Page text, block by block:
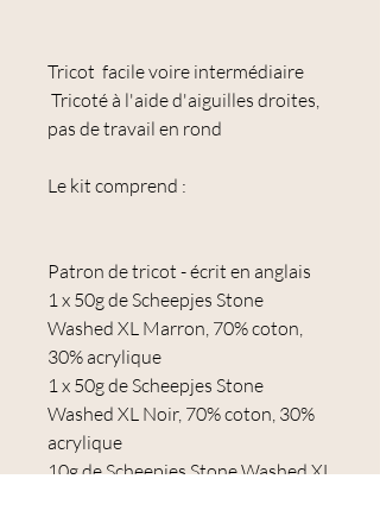
Tricot facile voire intermédiaire
Tricoté à l'aide d'aiguilles droites,
pas de travail en rond
Le kit comprend :
Patron de tricot - écrit en anglais
1 x 50g de Scheepjes Stone
Washed XL Marron, 70% coton,
30% acrylique
1 x 50g de Scheepjes Stone
Washed XL Noir, 70% coton, 30%
acrylique
10g de Scheepjes Stone Washed XL